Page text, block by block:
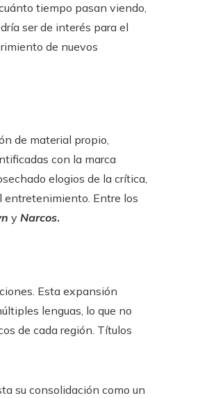
tiempo pasan viendo,
ser de interés para el
de nuevos
de material propio,
con la marca
elogios de la crítica,
entretenimiento. Entre los
y Narcos.
Esta expansión
lenguas, lo que no
de cada región. Títulos
su consolidación como un